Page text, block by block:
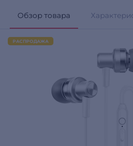
Обзор товара
РАСПРОДАЖА